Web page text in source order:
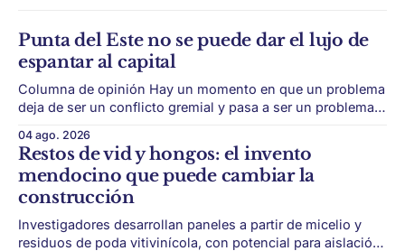
Punta del Este no se puede dar el lujo de
espantar al capital
Columna de opinión Hay un momento en que un problema
deja de ser un conflicto gremial y pasa a ser un problema
sin rodeos: lo que está en juego en Punta del Este no es
una obra, ni una temporada,
04 ago. 2026
Restos de vid y hongos: el invento
mendocino que puede cambiar la
construcción
Investigadores desarrollan paneles a partir de micelio y
residuos de poda vitivinícola, con potencial para aislación